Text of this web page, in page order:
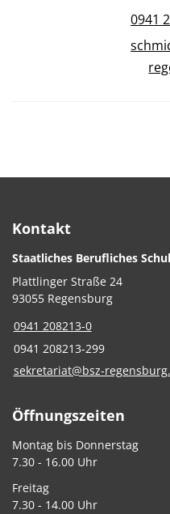
0941
Kontakt
Staatliches Berufliches
Plattlinger Straße 24
93055 Regensburg
0941 208213-0
0941 208213-299
sekretariat@bsz-
Öffnungszeiten
Montag bis Donnerstag
7.30 - 16.00 Uhr
Freitag
7.30 - 14.00 Uhr